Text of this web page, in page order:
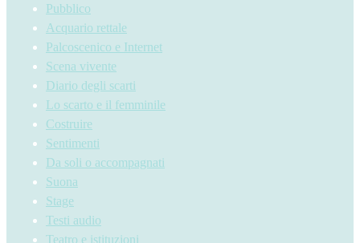
Pubblico
Acquario rettale
Palcoscenico e Internet
Scena vivente
Diario degli scarti
Lo scarto e il femminile
Costruire
Sentimenti
Da soli o accompagnati
Suona
Stage
Testi audio
Teatro e istituzioni